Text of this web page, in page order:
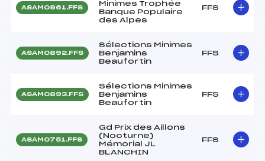
ASAM0961.FFS
Minimes Trophée
Banque Populaire
des Alpes
FFS
ASAM0892.FFS
Sélections Minimes
Benjamins
Beaufortin
FFS
ASAM0893.FFS
Sélections Minimes
Benjamins
Beaufortin
FFS
ASAM0751.FFS
Gd Prix des Aillons
(Nocturne)
Mémorial JL
BLANCHIN
FFS